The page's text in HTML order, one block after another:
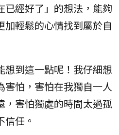
已經好了」的想法，能夠
加輕鬆的心情找到屬於自
想到這一點呢！我仔細想
害怕，害怕在我獨自一人
，害怕獨處的時間太過孤
任。